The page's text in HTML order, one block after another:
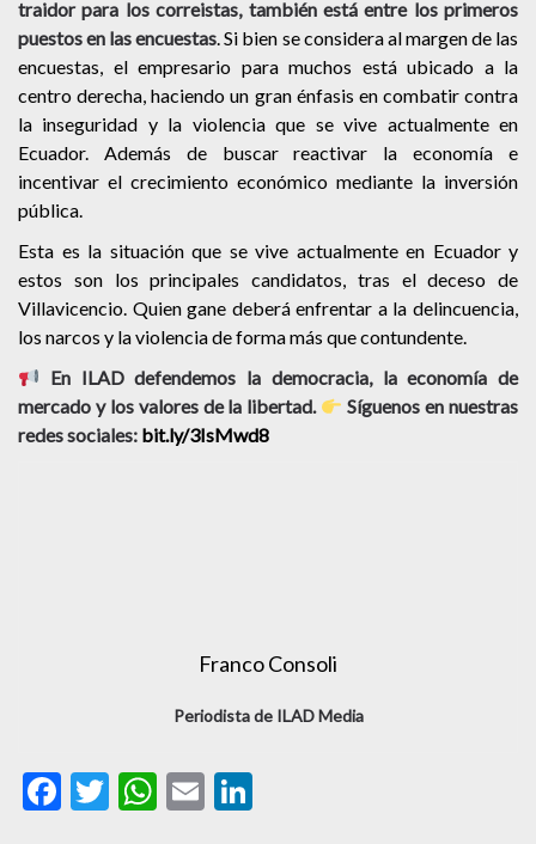
traidor para los correistas, también está entre los primeros
puestos en las encuestas.Si bien se considera al margen de las
encuestas, el empresario para muchos está ubicado a la
centro derecha, haciendo un gran énfasis en combatir contra
la inseguridad y la violencia que se vive actualmente en
Ecuador. Además de buscar reactivar la economía e
incentivar el crecimiento económico mediante la inversión
pública.
Esta es la situación que se vive actualmente en Ecuador y
estos son los principales candidatos, tras el deceso de
Villavicencio. Quien gane deberáenfrentar a la delincuencia,
los narcos y la violencia de forma más que contundente.
En ILAD defendemos la democracia, la economía de
mercado y los valores de la libertad.
Síguenos en nuestras
redes sociales: bit.ly/3IsMwd8
Franco Consoli
Periodista de ILAD Media
Facebook
Twitter
WhatsApp
Email